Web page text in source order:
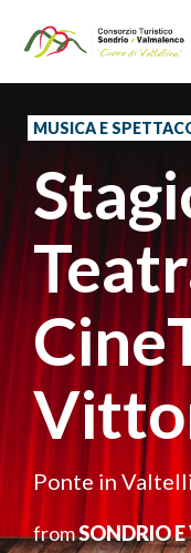
main
content
SIGN UP
EN
MUSICA E
Ponte in
fromSONDRIO